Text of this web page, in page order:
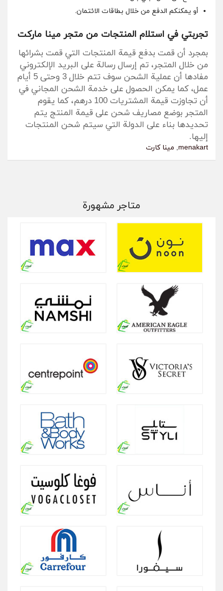
أو يمكنكم الدفع من خلال بطاقات الائتمان.
تجربتي في استلام المنتجات من متجر مينا ماركت
بمجرد أن قمت بدفع قيمة المنتجات التي قمت بشرائها
من خلال المتجر، تم إرسال رسالة على البريد الإلكتروني
مفادها أن عملية الشحن سوف تتم خلال 3 وحتى 5 أيام
عمل، كما يمكن الحصول على خدمة الشحن المجاني في
أن تجاوزت قيمة المشتريات 100 درهم، كما يقوم
المتجر بوضع مصاريف شحن على قيمة المنتج يتم
تحديدها بناء على الدولة التي سيتم شحن المنتجات
إليها.
menakart
, مينا كارت
متاجر مشهورة